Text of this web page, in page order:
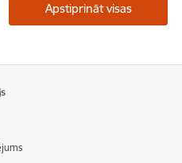
Apstiprināt visas